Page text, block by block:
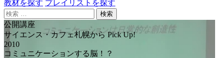
教材を探す プレイリストを探す
検
索:
公開講座
サイエンス・カフェ札幌から Pick Up!
2010
コミュニケーションする脳！？